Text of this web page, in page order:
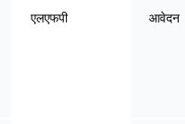
एलएफपी आवेदन